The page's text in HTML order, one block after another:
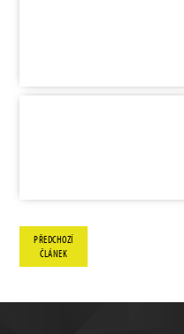
PŘEDCHOZÍ
ČLÁNEK